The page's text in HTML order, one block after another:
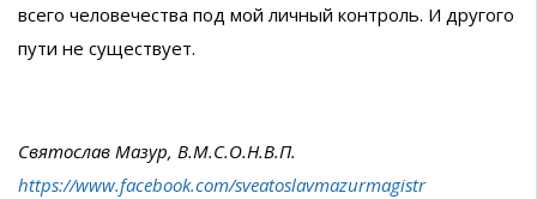
всего человечества под мой личный контроль. И другого
пути не существует.
Святослав Мазур, В.М.С.О.Н.В.П.
https://www.facebook.com/sveatoslavmazurmagistr